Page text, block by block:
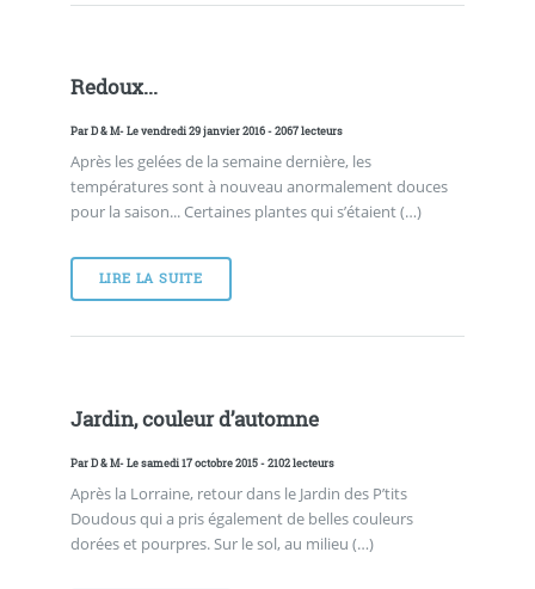
Redoux...
ParD & M- Le vendredi 29 janvier 2016 - 2067 lecteurs
Après les gelées de la semaine dernière, les
températures sont à nouveau anormalement douces
pour la saison... Certaines plantes qui s’étaient (…)
LIRE LA SUITE
Jardin, couleur d’automne
ParD & M- Le samedi 17 octobre 2015 - 2102 lecteurs
Après la Lorraine, retour dans le Jardin des P’tits
Doudous qui a pris également de belles couleurs
dorées et pourpres. Sur le sol, au milieu (…)